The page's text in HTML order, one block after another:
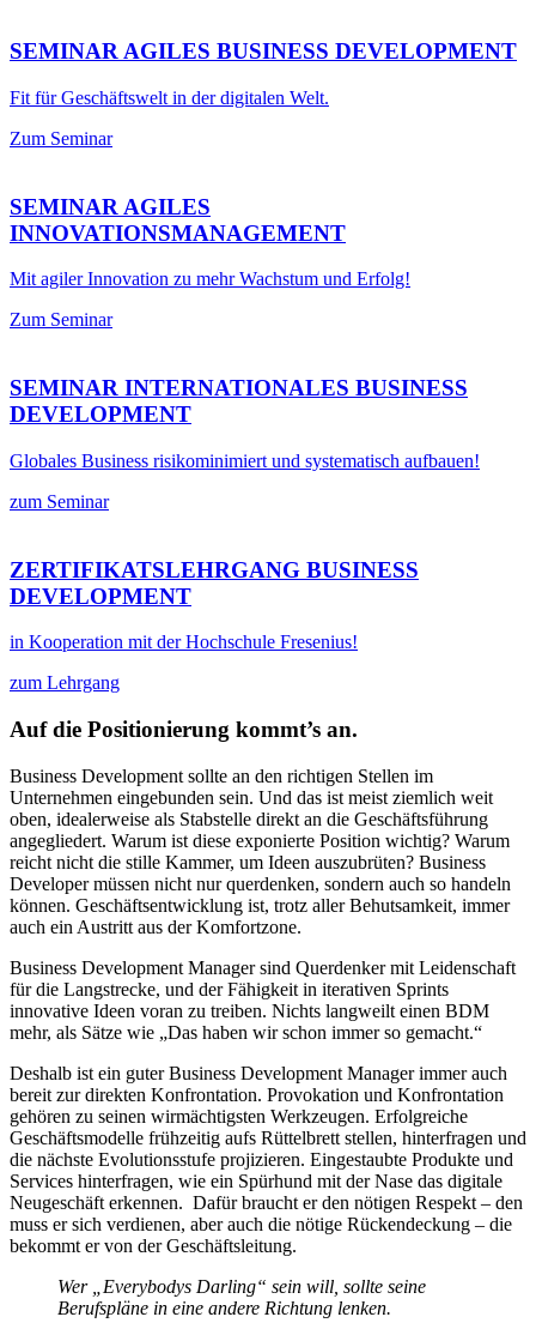
SEMINAR AGILES BUSINESS DEVELOPMENT
Fit für Geschäftswelt in der digitalen Welt.
Zum Seminar
SEMINAR AGILES
INNOVATIONSMANAGEMENT
Mit agiler Innovation zu mehr Wachstum und Erfolg!
Zum Seminar
SEMINAR INTERNATIONALES BUSINESS
DEVELOPMENT
Globales Business risikominimiert und systematisch aufbauen!
zum Seminar
ZERTIFIKATSLEHRGANG BUSINESS
DEVELOPMENT
in Kooperation mit der Hochschule Fresenius!
zum Lehrgang
Auf die Positionierung kommt’s an.
Business Development sollte an den richtigen Stellen im
Unternehmen eingebunden sein. Und das ist meist ziemlich weit
oben, idealerweise als Stabstelle direkt an die Geschäftsführung
angegliedert. Warum ist diese exponierte Position wichtig? Warum
reicht nicht die stille Kammer, um Ideen auszubrüten? Business
Developer müssen nicht nur querdenken, sondern auch so handeln
können. Geschäftsentwicklung ist, trotz aller Behutsamkeit, immer
auch ein Austritt aus der Komfortzone.
Business Development Manager sind Querdenker mit Leidenschaft
für die Langstrecke, und der Fähigkeit in iterativen Sprints
innovative Ideen voran zu treiben. Nichts langweilt einen BDM
mehr, als Sätze wie „Das haben wir schon immer so gemacht.“
Deshalb ist ein guter Business Development Manager immer auch
bereit zur direkten Konfrontation. Provokation und Konfrontation
gehören zu seinen wirmächtigsten Werkzeugen. Erfolgreiche
Geschäftsmodelle frühzeitig aufs Rüttelbrett stellen, hinterfragen und
die nächste Evolutionsstufe projizieren. Eingestaubte Produkte und
Services hinterfragen, wie ein Spürhund mit der Nase das digitale
Neugeschäft erkennen. Dafür braucht er den nötigen Respekt – den
muss er sich verdienen, aber auch die nötige Rückendeckung – die
bekommt er von der Geschäftsleitung.
Wer „Everybodys Darling“ sein will, sollte seine
Berufspläne in eine andere Richtung lenken.